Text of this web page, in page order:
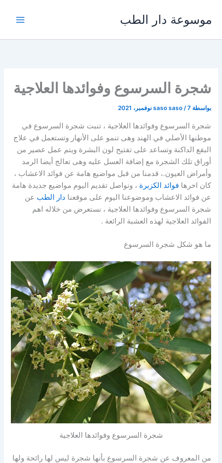
المحتوى
موسوعة دار الطب
شجرة السرسوع وفوائدها العلاجية
بواسطة saso saso /7 نوفمبر، 2021
شجرة السرسوع وفوائدها العلاجية ، تنبت شجرة السرسوع في
موطنها الأصلي في الهند وهى تنمو على الأنهار وتستعمل في علاج
البقع الداكنة وتساعد على تفتيح لون البشرة ويتم عمل عصير من
أوراق تلك الشجرة مع إضافة العسل عليه وهى تعالج أيضا الرمد
وأمراض العيون.، قدمنا من قبل مواضيع هامة عن فوائد الاعشاب ،
كان اخرها فوائد الكزبرة ، ونواصل تقديم اليوم مواضيع جديدة هامة
عن فوائد الاعشاب وموضوعنا اليوم على موقعنا دار الطب عن
شجرة السرسوع وفوائدها العلاجية ، نستعرض من خلاله اهم
الفوائد العلاجية لهذه العشبة الرائعة .
ما هو شكل شجرة السرسوع
شجرة السرسوع وفوائدها العلاجية
من المعروف عن شجرة السرسوع بأنها شجرة ليس لها رائحة ولها